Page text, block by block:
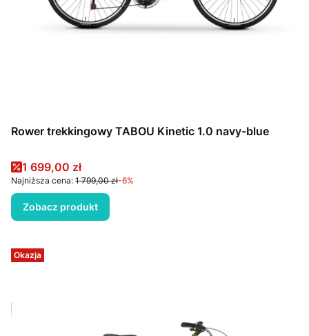
Rower trekkingowy TABOU Kinetic 1.0 navy-blue
Cena promocyjna
1 699,00 zł
Najniższa cena: 1 799,00 zł-6%
Zobacz produkt
Okazja